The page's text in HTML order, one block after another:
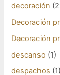
decoración
Decoración
Decoración
descanso (1)
despachos (1)